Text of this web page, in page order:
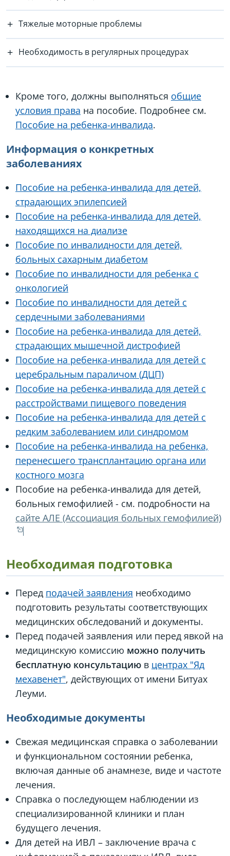
Тяжелые моторные проблемы
Необходимость в регулярных процедурах
Кроме того, должны выполняться общие
условия права на пособие. Подробнее см.
Пособие на ребенка-инвалида.
Информация о конкретных
заболеваниях
Пособие на ребенка-инвалида для детей,
страдающих эпилепсией
Пособие на ребенка-инвалида для детей,
находящихся на диализе
Пособие по инвалидности для детей,
больных сахарным диабетом
Пособие по инвалидности для ребенка с
онкологией
Пособие по инвалидности для детей с
сердечными заболеваниями
Пособие на ребенка-инвалида для детей,
страдающих мышечной дистрофией
Пособие на ребенка-инвалида для детей с
церебральным параличом (ДЦП)
Пособие на ребенка-инвалида для детей с
расстройствами пищевого поведения
Пособие на ребенка-инвалида для детей с
редким заболеванием или синдромом
Пособие на ребенка-инвалида на ребенка,
перенесшего трансплантацию органа или
костного мозга
Пособие на ребенка-инвалида для детей,
больных гемофилией - см. подробности на
сайте АЛЕ (Ассоциация больных гемофилией)
Необходимая подготовка
Перед подачей заявления необходимо
подготовить результаты соответствующих
медицинских обследований и документы.
Перед подачей заявления или перед явкой на
медицинскую комиссию можно получить
бесплатную консультацию в центрах "Яд
мехавенет", действующих от имени Битуах
Леуми.
Необходимые документы
Свежая медицинская справка о заболевании
и функциональном состоянии ребенка,
включая данные об анамнезе, виде и частоте
лечения.
Справка о последующем наблюдении из
специализированной клиники и план
будущего лечения.
Для детей на ИВЛ – заключение врача с